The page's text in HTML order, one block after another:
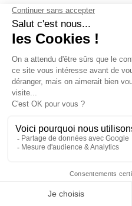
CONTENU
3 bouteilles d'alcool
Softs inclus
Les clubs sont
Mon EVJF à Lisbonne